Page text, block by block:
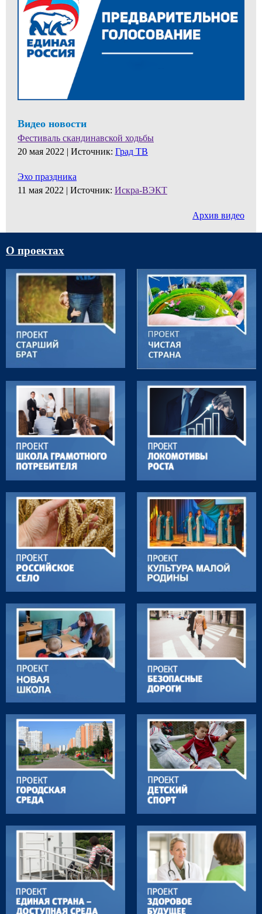
Видео новости
Фестиваль скандинавской ходьбы
20 мая 2022 | Источник: Град ТВ
Эхо праздника
11 мая 2022 | Источник: Искра-ВЭКТ
Архив видео
О проектах